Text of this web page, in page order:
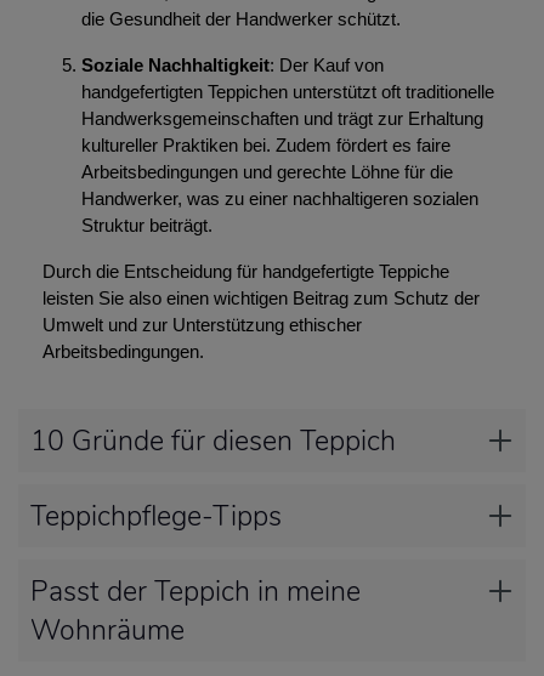
die Gesundheit der Handwerker schützt.
Soziale Nachhaltigkeit: Der Kauf von
handgefertigten Teppichen unterstützt oft traditionelle
Handwerksgemeinschaften und trägt zur Erhaltung
kultureller Praktiken bei. Zudem fördert es faire
Arbeitsbedingungen und gerechte Löhne für die
Handwerker, was zu einer nachhaltigeren sozialen
Struktur beiträgt.
Durch die Entscheidung für handgefertigte Teppiche
leisten Sie also einen wichtigen Beitrag zum Schutz der
Umwelt und zur Unterstützung ethischer
Arbeitsbedingungen.
10 Gründe für diesen Teppich
Teppichpflege-Tipps
Passt der Teppich in meine
Wohnräume